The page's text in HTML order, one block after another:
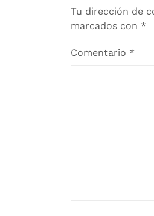
Tu dirección de
marcados con *
Comentario *